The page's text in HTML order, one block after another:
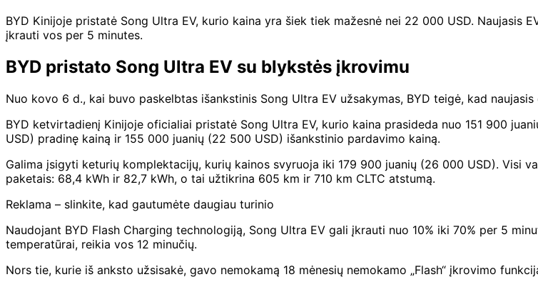
BYD Kinijoje pristatė Song Ultra EV, kurio kaina yra šiek tiek mažesnė nei 22 000 USD. Naujasis
įkrauti vos per 5 minutes.
BYD pristato Song Ultra EV su blykstės įkrovimu
Nuo kovo 6 d., kai buvo paskelbtas išankstinis Song Ultra EV užsakymas, BYD teigė, kad
BYD ketvirtadienį Kinijoje oficialiai pristatė Song Ultra EV, kurio kaina prasideda nuo 151 900
USD) pradinę kainą ir 155 000 juanių (22 500 USD) išankstinio pardavimo kainą.
Galima įsigyti keturių komplektacijų, kurių kainos svyruoja iki 179 900 juanių (26 000 USD). Visi
paketais: 68,4 kWh ir 82,7 kWh, o tai užtikrina 605 km ir 710 km CLTC atstumą.
Reklama – slinkite, kad gautumėte daugiau turinio
Naudojant BYD Flash Charging technologiją, Song Ultra EV gali įkrauti nuo 10% iki 70% per 5
temperatūrai, reikia vos 12 minučių.
Nors tie, kurie iš anksto užsisakė, gavo nemokamą 18 mėnesių nemokamo „Flash“ įkrovimo